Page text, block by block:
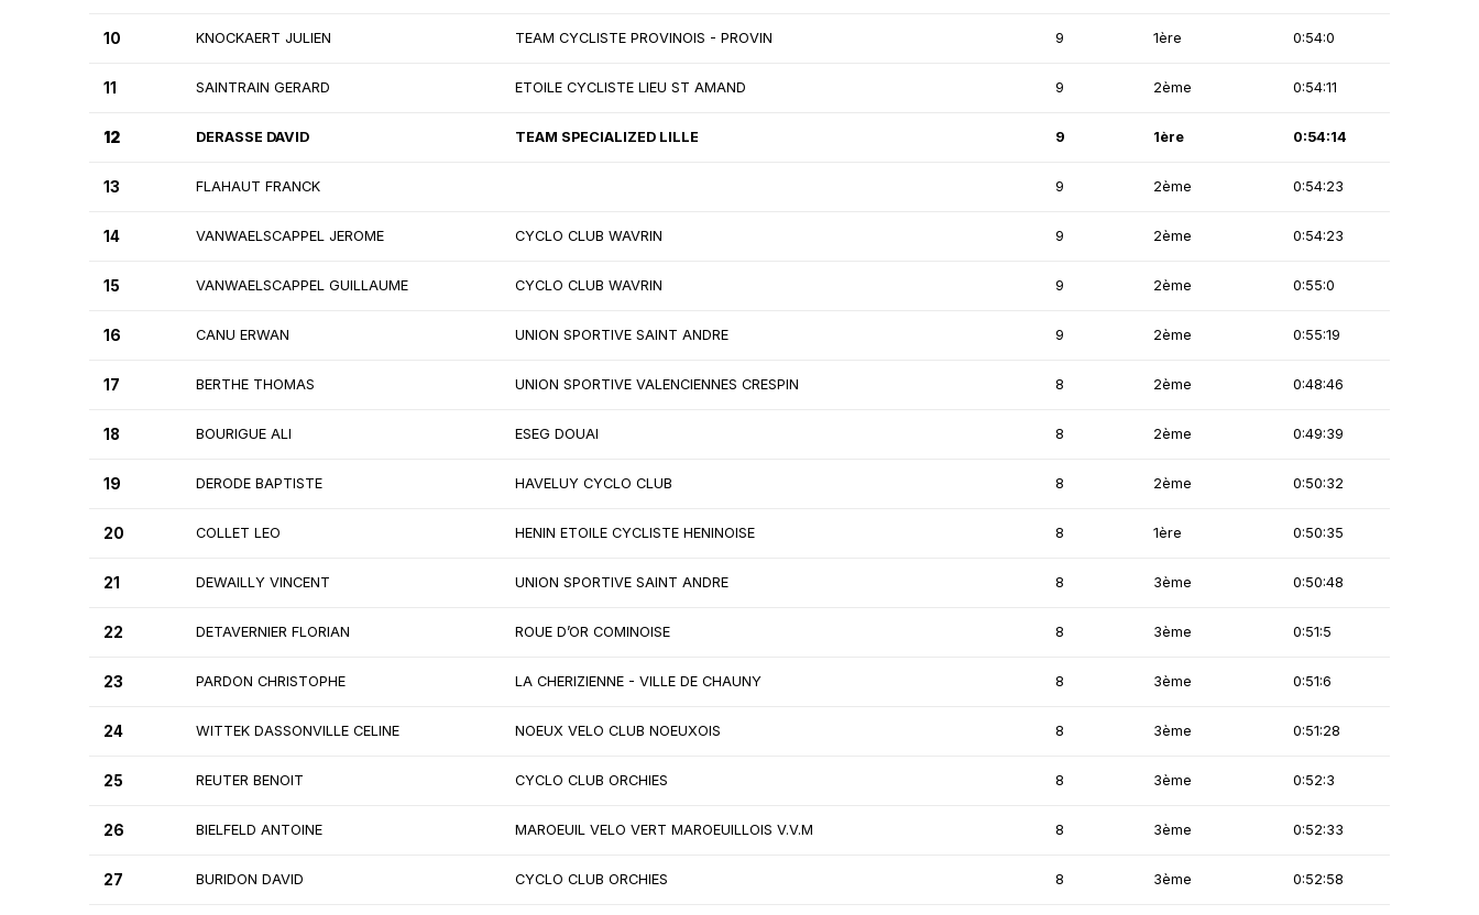
10 KNOCKAERT JULIEN TEAM CYCLISTE PROVINOIS - PROVIN 9 1ère 0:54:0
11 SAINTRAIN GERARD ETOILE CYCLISTE LIEU ST AMAND 9 2ème 0:54:11
12 DERASSE DAVID TEAM SPECIALIZED LILLE 9 1ère 0:54:14
13 FLAHAUT FRANCK 9 2ème 0:54:23
14 VANWAELSCAPPEL JEROME CYCLO CLUB WAVRIN 9 2ème 0:54:23
15 VANWAELSCAPPEL GUILLAUME CYCLO CLUB WAVRIN 9 2ème 0:55:0
16 CANU ERWAN UNION SPORTIVE SAINT ANDRE 9 2ème 0:55:19
17 BERTHE THOMAS UNION SPORTIVE VALENCIENNES CRESPIN 8 2ème 0:48:46
18 BOURIGUE ALI ESEG DOUAI 8 2ème 0:49:39
19 DERODE BAPTISTE HAVELUY CYCLO CLUB 8 2ème 0:50:32
20 COLLET LEO HENIN ETOILE CYCLISTE HENINOISE 8 1ère 0:50:35
21 DEWAILLY VINCENT UNION SPORTIVE SAINT ANDRE 8 3ème 0:50:48
22 DETAVERNIER FLORIAN ROUE D’OR COMINOISE 8 3ème 0:51:5
23 PARDON CHRISTOPHE LA CHERIZIENNE - VILLE DE CHAUNY 8 3ème 0:51:6
24 WITTEK DASSONVILLE CELINE NOEUX VELO CLUB NOEUXOIS 8 3ème 0:51:28
25 REUTER BENOIT CYCLO CLUB ORCHIES 8 3ème 0:52:3
26 BIELFELD ANTOINE MAROEUIL VELO VERT MAROEUILLOIS V.V.M 8 3ème 0:52:33
27 BURIDON DAVID CYCLO CLUB ORCHIES 8 3ème 0:52:58